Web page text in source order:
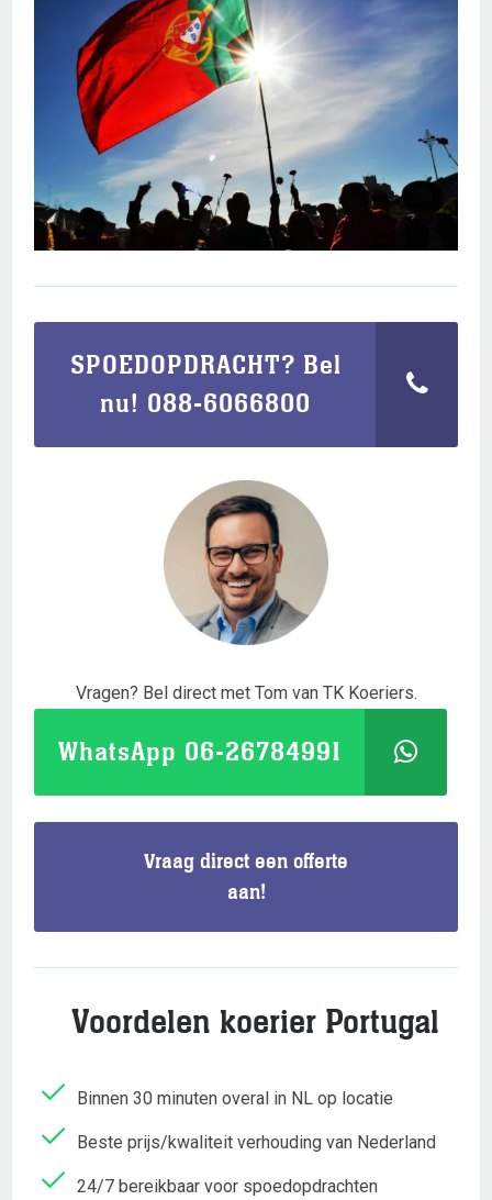
SPOEDOPDRACHT? Bel
nu! 088-6066800
Vragen? Bel direct met Tom van TK Koeriers.
WhatsApp 06-26784991
Vraag direct een offerte
aan!
Voordelen koerier Portugal
Binnen 30 minuten overal in NL op locatie
Beste prijs/kwaliteit verhouding van Nederland
24/7 bereikbaar voor spoedopdrachten